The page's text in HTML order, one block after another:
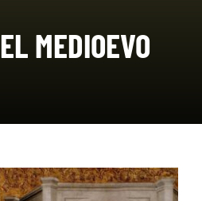
MEDIOEVO